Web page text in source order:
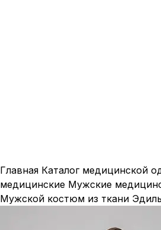
Главная Каталог медицинской
медицинские Мужские
Мужской костюм из ткани Эдиль